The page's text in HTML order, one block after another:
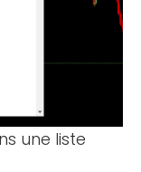
une liste